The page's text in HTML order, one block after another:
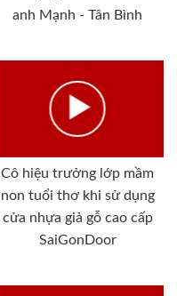
anh Mạnh - Tân Bình
Cô hiệu trưởng lớp mầm
non tuổi thơ khi sử dụng
cửa nhựa giả gỗ cao cấp
SaiGonDoor